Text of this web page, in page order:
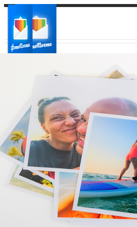
Ваш регион доставки
Выберите из списка: